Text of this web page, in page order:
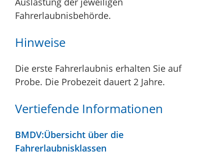
Fahrerlaubnisbehörde.
Hinweise
Die erste Fahrerlaubnis erhalten Sie auf
Probe. Die Probezeit dauert 2 Jahre.
Vertiefende Informationen
BMDV:Übersicht über die
Fahrerlaubnisklassen